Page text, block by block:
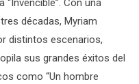
“Invencible”. Con una
décadas, Myriam
distintos escenarios,
sus grandes éxitos del
como “Un hombre